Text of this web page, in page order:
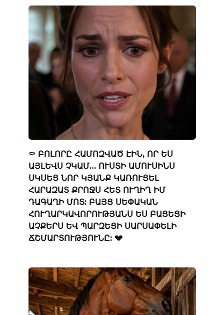
⚰️ ԲՈԼՈՐԸ ՀԱՄՈԶՎԱԾ ԷԻՆ, ՈՐ ԵՍ
ԱՅԼԵՎՍ ՉԿԱՄ… ՈՒՍՏԻ ԱՄՈՒՍԻՆՍ
ՍԿՍԵՑ ՆՈՐ ԿՅԱՆՔ ԿԱՌՈՒՑԵԼ
ՀԱՐԱԶԱՏ ՔՐՈՋՍ ՀԵՏ ՈՒՂԻՂ ԻՄ
ԴԱԳԱՂԻ ՄՈՏ: ԲԱՅՑ ՍԵՓԱԿԱՆ
ՀՈՒՂԱՐԿԱՎՈՐՈՒԹՅԱՆՍ ԵՍ ԲԱՑԵՑԻ
ԱՉՔԵՐՍ ԵՎ ՊԱՐԶԵՑԻ ՍԱՐՍԱՓԵԼԻ
ՃՇՄԱՐՏՈՒԹՅՈՒՆԸ: 💔